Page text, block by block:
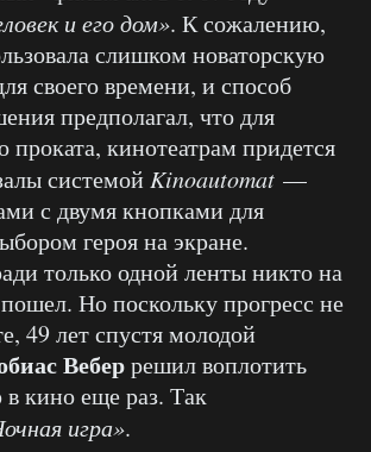
и его дом». К сожалению,
слишком новаторскую
своего времени, и способ
предполагал, что для
проката, кинотеатрам придется
системой Kinoautomat —
с двумя кнопками для
героя на экране.
только одной ленты никто на
Но поскольку прогресс не
49 лет спустя молодой
Веберрешил воплотить
кино еще раз. Так
игра».